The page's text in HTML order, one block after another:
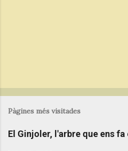
Pàgines més visitades
El Ginjoler, l'arbre que ens